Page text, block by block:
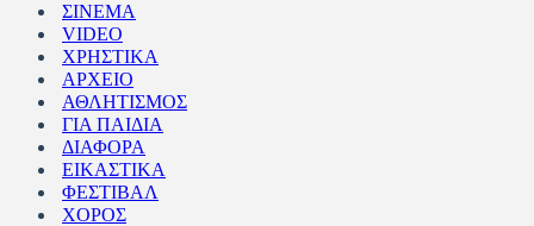
ΣΙΝΕΜΑ
VIDEO
ΧΡΗΣΤΙΚΑ
ΑΡΧΕΙΟ
ΑΘΛΗΤΙΣΜΟΣ
ΓΙΑ ΠΑΙΔΙΑ
ΔΙΑΦΟΡΑ
ΕΙΚΑΣΤΙΚΑ
ΦΕΣΤΙΒΑΛ
ΧΟΡΟΣ